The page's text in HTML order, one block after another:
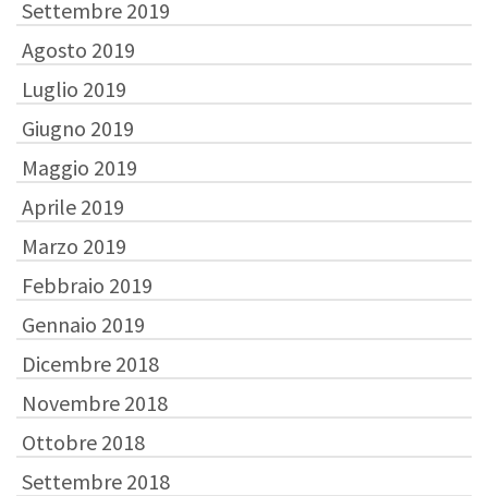
Settembre 2019
Agosto 2019
Luglio 2019
Giugno 2019
Maggio 2019
Aprile 2019
Marzo 2019
Febbraio 2019
Gennaio 2019
Dicembre 2018
Novembre 2018
Ottobre 2018
Settembre 2018